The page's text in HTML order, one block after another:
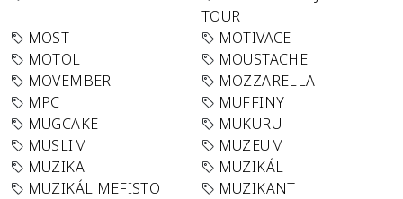
TOUR
MOST
MOTIVACE
MOTOL
MOUSTACHE
MOVEMBER
MOZZARELLA
MPC
MUFFINY
MUGCAKE
MUKURU
MUSLIM
MUZEUM
MUZIKA
MUZIKÁL
MUZIKÁL MEFISTO
MUZIKANT